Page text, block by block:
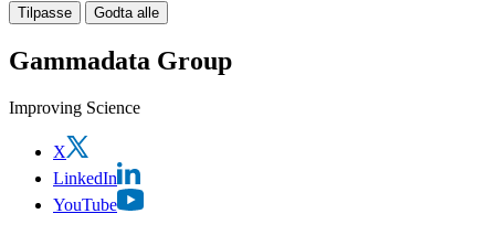
Tilpasse Godta alle
Gammadata Group
Improving Science
X
LinkedIn
YouTube